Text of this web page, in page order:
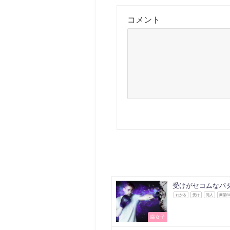
コメント
腐女子
受けがセコムなパ
わかる 受け 同人 商業BL